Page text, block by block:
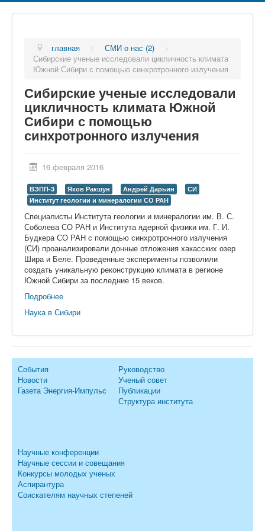
главная > СМИ о нас (2)
>
Сибирские ученые исследовали цикличность климата
Южной Сибири с помощью синхротронного излучения
Сибирские ученые исследовали
цикличность климата Южной
Сибири с помощью
синхротронного излучения
16 февраля 2016
ВЭПП-3 Яков Ракшун Андрей Дарьин
СИ
Институт геологии и минералогии СО РАН
Специалисты Института геологии и минералогии им. В. С.
Соболева СО РАН и Института ядерной физики им. Г. И.
Будкера СО РАН с помощью синхротронного излучения
(СИ) проанализировали донные отложения хакасских озер
Шира и Беле. Проведенные эксперименты позволили
создать уникальную реконструкцию климата в регионе
Южной Сибири за последние 15 веков.
Подробнее
Наука в Сибири
События
Новости
Газета Энергия-Импульс
Руководство
Ученый совет
Публикации
Структура института
Научные конференции
Научные сессии и совещания
Конкурсы молодых ученых
Аспирантура
Соискателям научных степеней